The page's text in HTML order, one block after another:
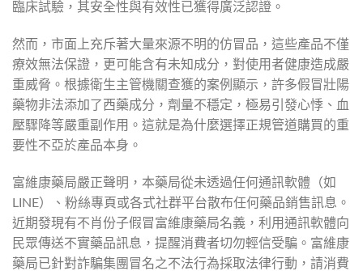
臨床試驗，其安全性與有效性已獲得廣泛認證。
然而，市面上充斥著大量來源不明的仿冒品，這些產品不僅
療效無法保證，更可能含有未知成分，對使用者健康造成嚴
重威脅。根據衛生主管機關查獲的案例顯示，許多假冒壯陽
藥物非法添加了西藥成分，劑量不穩定，極易引發心悸、血
壓驟降等嚴重副作用。這就是為什麼選擇正規管道購買的重
要性不亞於產品本身。
富維康藥局嚴正聲明，本藥局從未透過任何通訊軟體（如
LINE）、粉絲專頁或各式社群平台散布任何藥品銷售訊息。
近期發現有不肖份子假冒富維康藥局名義，利用通訊軟體向
民眾傳送不實藥品訊息，提醒消費者切勿輕信受騙。富維康
藥局已針對詐騙集團冒名之不法行為採取法律行動，請消費